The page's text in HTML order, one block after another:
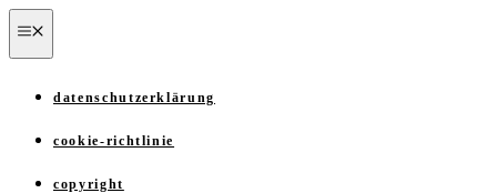
Zum
Inhalt
springen
datenschutzerklärung
cookie-richtlinie
copyright